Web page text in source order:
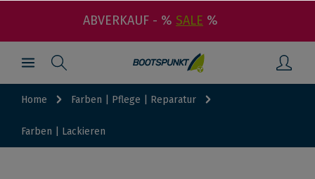
ABVERKAUF - % SALE %
Home Farben | Pflege | Reparatur
Farben | Lackieren